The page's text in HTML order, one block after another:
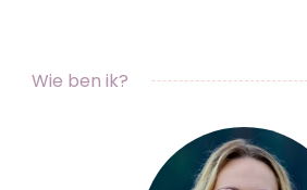
Wie ben ik?